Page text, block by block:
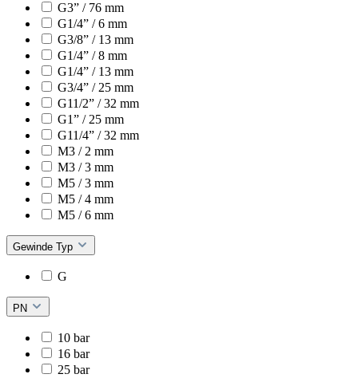
G3” / 76 mm
G1/4” / 6 mm
G3/8” / 13 mm
G1/4” / 8 mm
G1/4” / 13 mm
G3/4” / 25 mm
G11/2” / 32 mm
G1” / 25 mm
G11/4” / 32 mm
M3 / 2 mm
M3 / 3 mm
M5 / 3 mm
M5 / 4 mm
M5 / 6 mm
Gewinde Typ
G
PN
10 bar
16 bar
25 bar